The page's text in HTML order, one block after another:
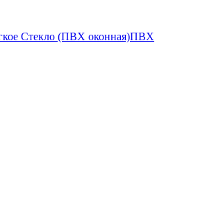
Стекло (ПВХ оконная)ПВХ